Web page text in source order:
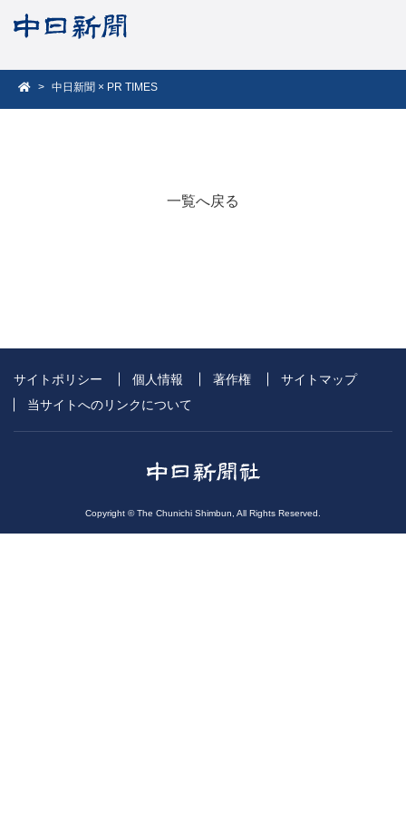
中日新聞 × PR TIMES
一覧へ戻る
サイトポリシー 個人情報 著作権
サイトマップ
当サイトへのリンクについて
Copyright © The Chunichi Shimbun, All Rights Reserved.